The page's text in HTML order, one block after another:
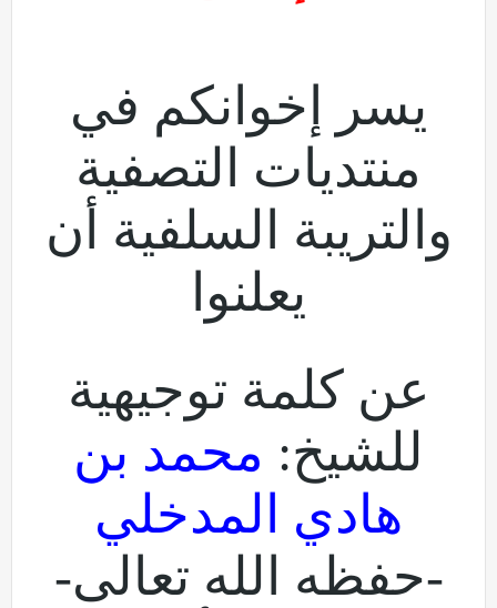
يسر إخوانكم في
منتديات التصفية
والتريبة السلفية أن
يعلنوا
عن كلمة توجيهية
للشيخ: محمد بن
هادي المدخلي
-حفظه الله تعالى-